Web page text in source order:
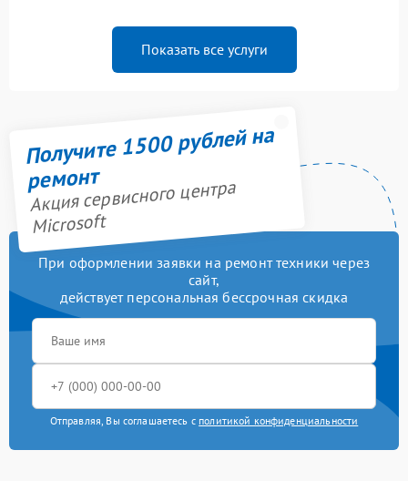
Показать все услуги
Получите 1500 рублей на
ремонт
Акция сервисного центра
Microsoft
При оформлении заявки на ремонт техники через
сайт,
действует персональная бессрочная скидка
Отправляя, Вы соглашаетесь с политикой конфиденциальности